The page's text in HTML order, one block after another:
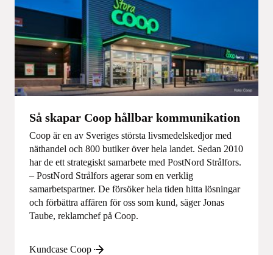
Så skapar Coop hållbar kommunikation
Coop är en av Sveriges största livsmedelskedjor med
näthandel och 800 butiker över hela landet. Sedan 2010
har de ett strategiskt samarbete med PostNord Strålfors.
– PostNord Strålfors agerar som en verklig
samarbetspartner. De försöker hela tiden hitta lösningar
och förbättra affären för oss som kund, säger Jonas
Taube, reklamchef på Coop.
Kundcase Coop